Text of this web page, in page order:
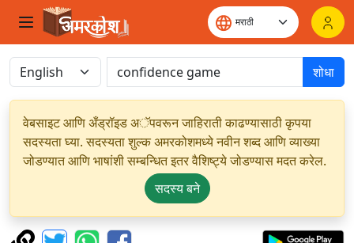
शोधा
वेबसाइट आणि अँड्रॉइड अॅपवरून जाहिराती काढण्यासाठी कृपया
सदस्यता घ्या. सदस्यता शुल्क अमरकोशमध्ये नवीन शब्द आणि व्याख्या
जोडण्यात आणि भाषांशी सम्बन्धित इतर वैशिष्ट्ये जोडण्यास मदत करेल.
सदस्य बने